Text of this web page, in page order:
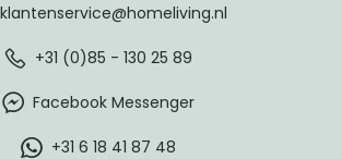
klantenservice@homeliving.nl
+31 (0)85 - 130 25 89
Facebook Messenger
+31 6 18 41 87 48